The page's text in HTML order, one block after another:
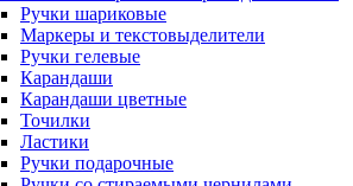
Ручки шариковые
Маркеры и текстовыделители
Ручки гелевые
Карандаши
Карандаши цветные
Точилки
Ластики
Ручки подарочные